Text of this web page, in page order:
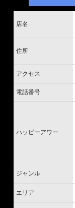
店名
住所
アクセス
電話番号
ハッピーアワー
ジャンル
エリア